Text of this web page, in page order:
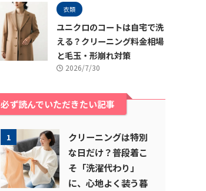
衣類
ユニクロのコートは自宅で洗
える？クリーニング料金相場
と毛玉・形崩れ対策
2026/7/30
必ず読んでいただきたい記事
1
クリーニングは特別
な日だけ？普段着こ
そ「洗濯代わり」
に、心地よく装う暮